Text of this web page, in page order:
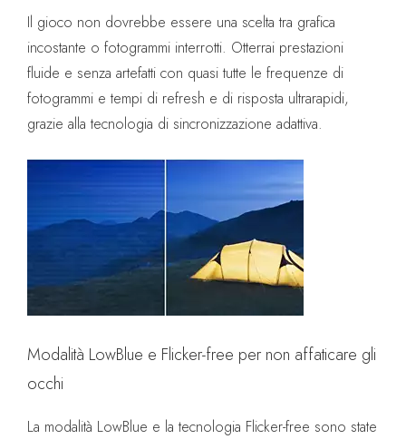
Il gioco non dovrebbe essere una scelta tra grafica
incostante o fotogrammi interrotti. Otterrai prestazioni
fluide e senza artefatti con quasi tutte le frequenze di
fotogrammi e tempi di refresh e di risposta ultrarapidi,
grazie alla tecnologia di sincronizzazione adattiva.
Modalità LowBlue e Flicker-free per non affaticare gli
occhi
La modalità LowBlue e la tecnologia Flicker-free sono state